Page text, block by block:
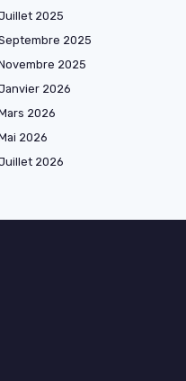
2025
2025
2025
2026
2026
2026
2026